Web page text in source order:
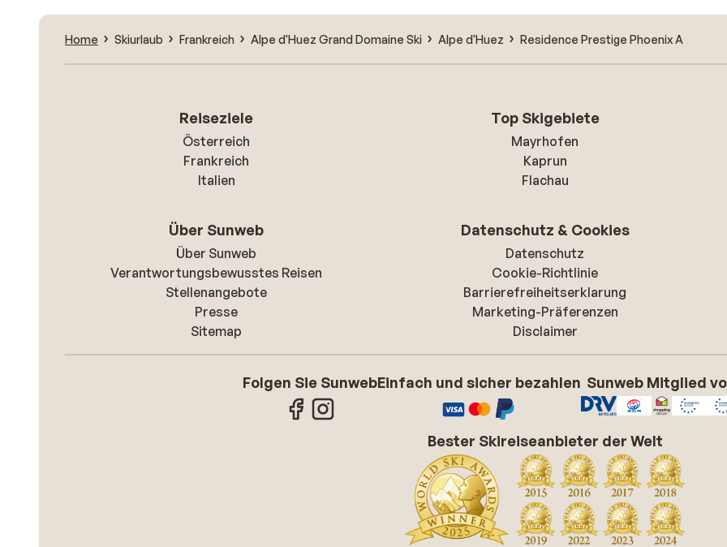
Home Skiurlaub Frankreich Alpe d'Huez Grand Domaine Ski Alpe d'Huez Residence Prestige Phoenix A
Reiseziele
Österreich
Frankreich
Italien
Top Skigebiete
Mayrhofen
Kaprun
Flachau
Über Sunweb
Über Sunweb
Verantwortungsbewusstes Reisen
Stellenangebote
Presse
Sitemap
Datenschutz & Cookies
Datenschutz
Cookie-Richtlinie
Barrierefreiheitserklarung
Marketing-Präferenzen
Disclaimer
Folgen Sie SunwebEinfach und sicher bezahlen Sunweb Mitglied
Bester Skireiseanbieter der Welt